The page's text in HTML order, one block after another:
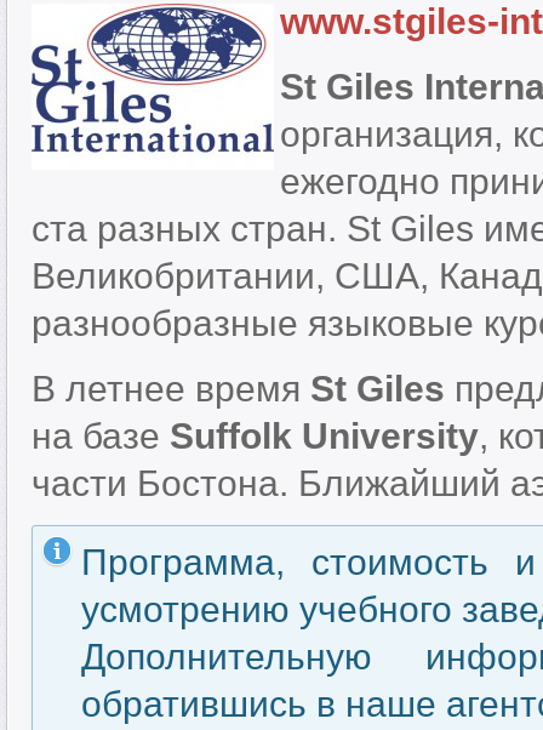
www.stgiles-
St Giles
организация,
ежегодно
ста разных стран. St Giles
Великобритании, США,
разнообразные языковые
В летнее время St Giles
на базе Suffolk University,
части Бостона. Ближайший
Программа, стоимость
усмотрению учебного
Дополнительную
обратившись в наше